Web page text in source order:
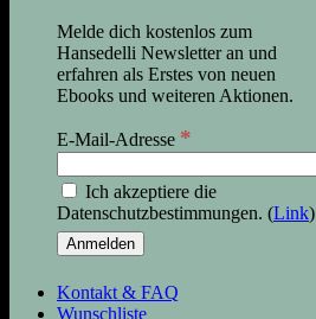
Melde dich kostenlos zum
Hansedelli Newsletter an und
erfahren als Erstes von neuen
Ebooks und weiteren Aktionen.
E-Mail-Adresse *
Ich akzeptiere die
Datenschutzbestimmungen. (Link)
Kontakt & FAQ
Wunschliste